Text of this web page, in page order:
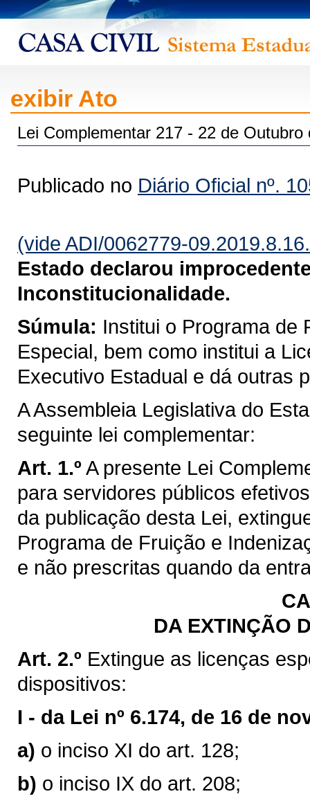
exibir Ato
Lei Complementar 217 - 22 de Outubro
Publicado no Diário Oficial nº.
(vide ADI/0062779-
Estado declarou
Inconstitucionalidade.
Súmula: Institui o Programa de
Especial, bem como institui a
Executivo Estadual e dá outras
A Assembleia Legislativa do
seguinte lei complementar:
Art. 1.º A presente Lei
para servidores públicos
da publicação desta Lei,
Programa de Fruição e
e não prescritas quando da
DA EXTINÇÃO
Art. 2.º Extingue as licenças
dispositivos:
I - da Lei nº 6.174, de 16 de
a) o inciso XI do art. 128;
b) o inciso IX do art. 208;